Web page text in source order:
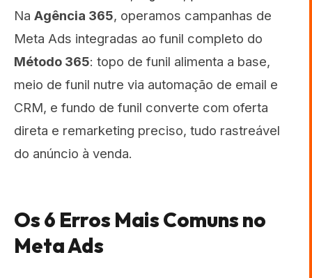
Na Agência 365, operamos campanhas de
Meta Ads integradas ao funil completo do
Método 365: topo de funil alimenta a base,
meio de funil nutre via automação de email e
CRM, e fundo de funil converte com oferta
direta e remarketing preciso, tudo rastreável
do anúncio à venda.
Os 6 Erros Mais Comuns no
Meta Ads